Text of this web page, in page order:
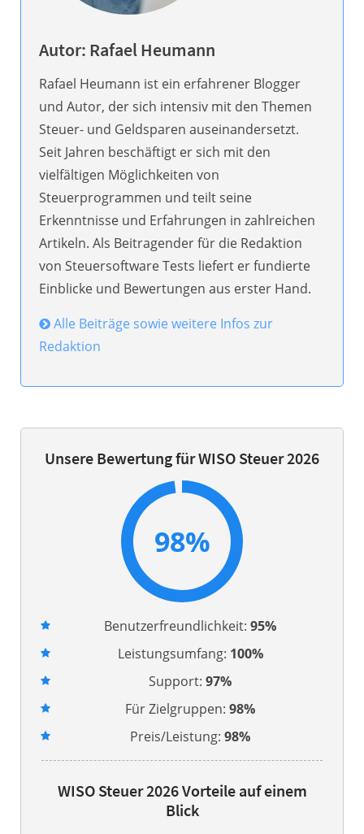
Autor: Rafael Heumann
Rafael Heumann ist ein erfahrener Blogger
und Autor, der sich intensiv mit den Themen
Steuer- und Geldsparen auseinandersetzt.
Seit Jahren beschäftigt er sich mit den
vielfältigen Möglichkeiten von
Steuerprogrammen und teilt seine
Erkenntnisse und Erfahrungen in zahlreichen
Artikeln. Als Beitragender für die Redaktion
von Steuersoftware Tests liefert er fundierte
Einblicke und Bewertungen aus erster Hand.
Alle Beiträge sowie weitere Infos zur
Redaktion
Unsere Bewertung für WISO Steuer 2026
98%
Benutzerfreundlichkeit: 95%
Leistungsumfang: 100%
Support: 97%
Für Zielgruppen: 98%
Preis/Leistung: 98%
WISO Steuer 2026 Vorteile auf einem
Blick